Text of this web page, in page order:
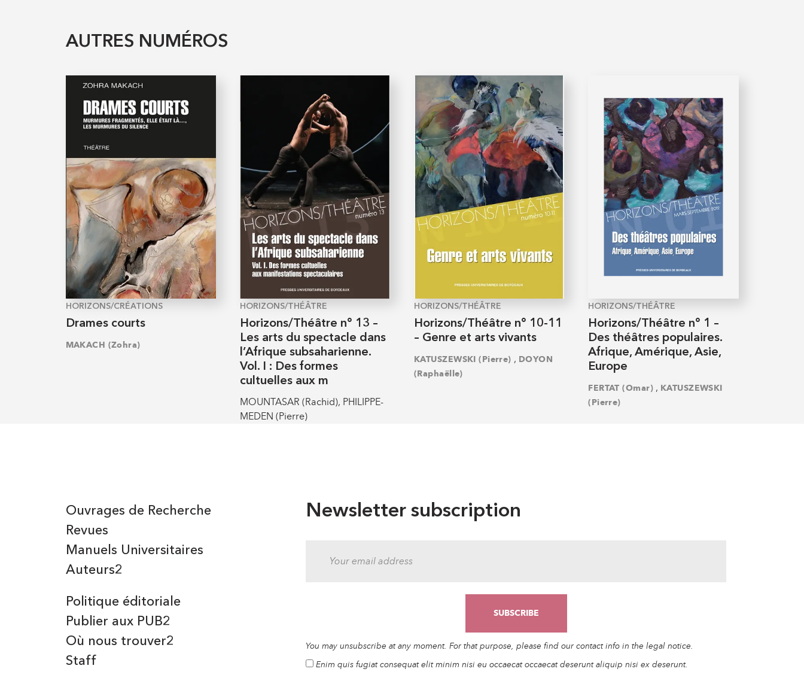
AUTRES NUMÉROS
HORIZONS/CRÉATIONS
Drames courts
MAKACH (Zohra)
HORIZONS/THÉÂTRE
Horizons/Théâtre n° 13 –
Les arts du spectacle dans
l’Afrique subsaharienne.
Vol. I : Des formes
cultuelles aux m
MOUNTASAR (Rachid), PHILIPPE-
MEDEN (Pierre)
HORIZONS/THÉÂTRE
Horizons/Théâtre n° 10-11
– Genre et arts vivants
KATUSZEWSKI (Pierre) , DOYON
(Raphaëlle)
HORIZONS/THÉÂTRE
Horizons/Théâtre n° 1 –
Des théâtres populaires.
Afrique, Amérique, Asie,
Europe
FERTAT (Omar), KATUSZEWSKI
(Pierre)
Newsletter subscription
You may unsubscribe at any moment. For that purpose, please find our contact info in the legal notice.
Enim quis fugiat consequat elit minim nisi eu occaecat occaecat deserunt aliquip nisi ex deserunt.
Auteurs2
Manuels Universitaires
Ouvrages de Recherche
Revues
Politique éditoriale
Publier aux PUB2
Où nous trouver2
Staff